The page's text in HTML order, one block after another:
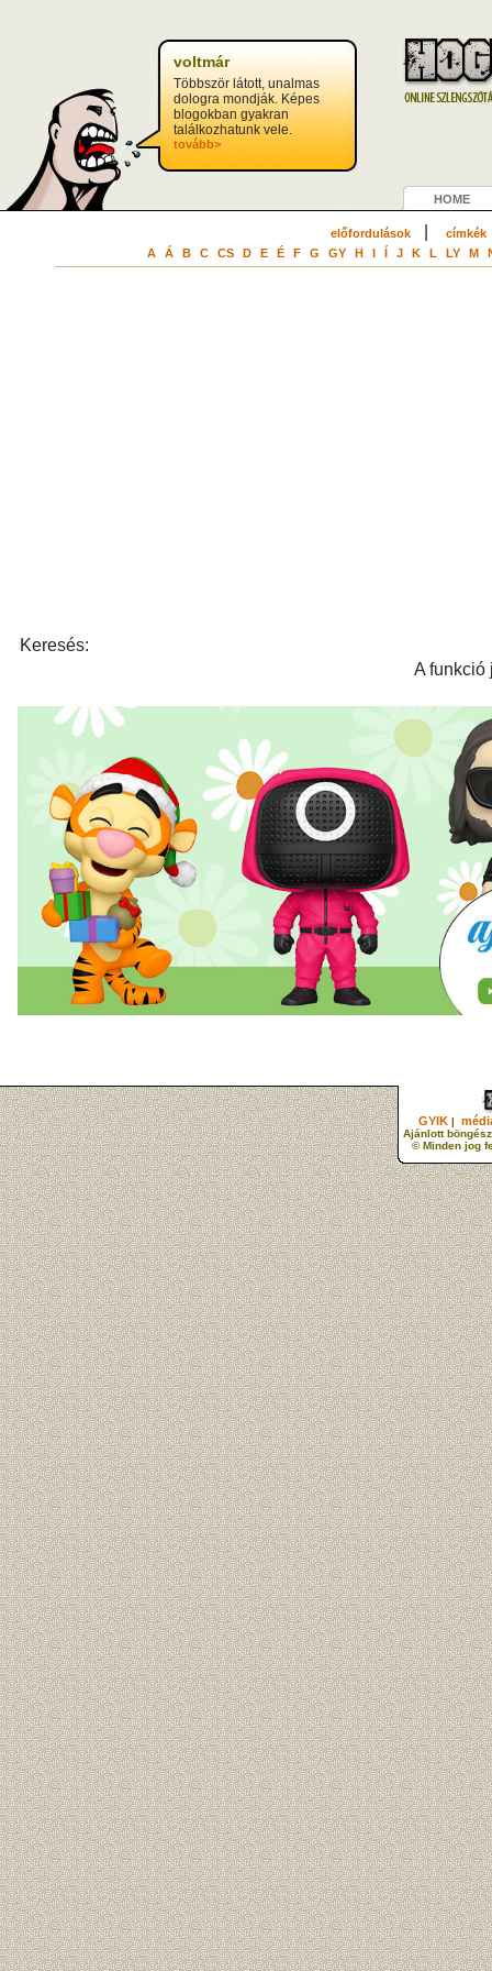
voltmár
Többször látott, unalmas
dologra mondják. Képes
blogokban gyakran
találkozhatunk vele.
tovább>
HOME
előfordulások| címkék
A Á B C CS D E É F G GY H I Í J K L LY M
Keresés:
A funkció
GYIK |
Ajánlott
© Minden jog